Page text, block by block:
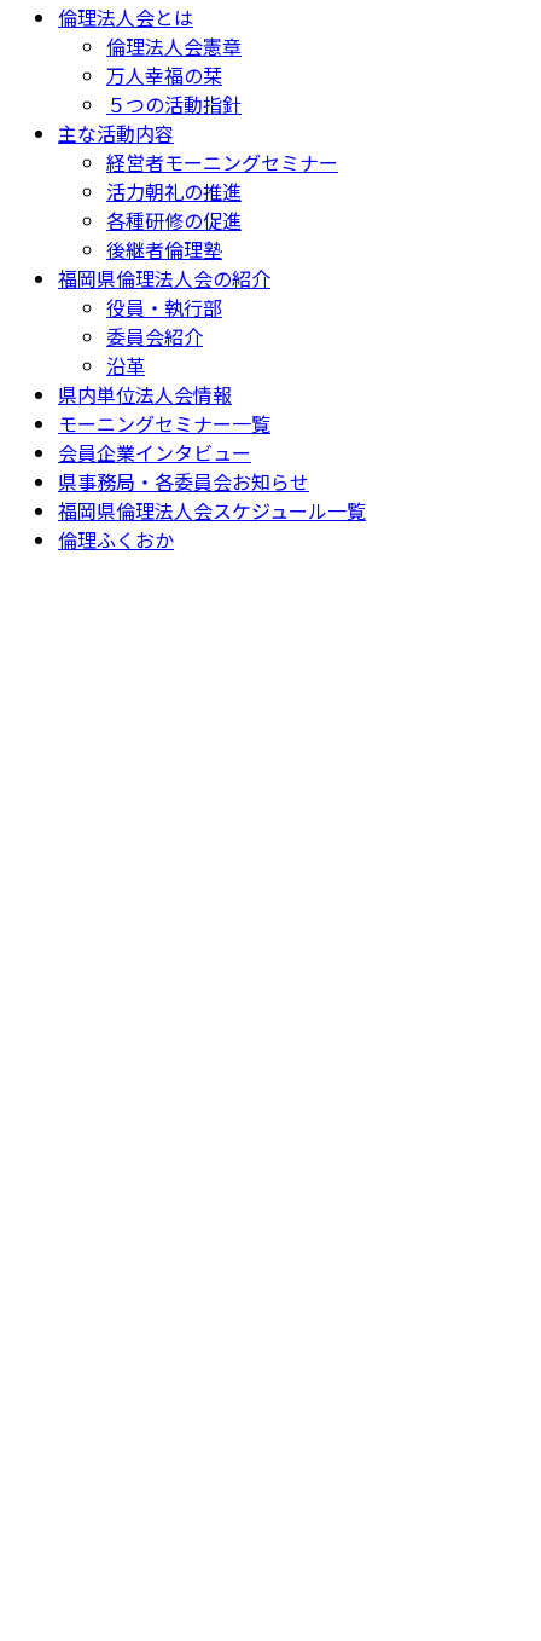
倫理法人会とは
倫理法人会憲章
万人幸福の栞
５つの活動指針
主な活動内容
経営者モーニングセミナー
活力朝礼の推進
各種研修の促進
後継者倫理塾
福岡県倫理法人会の紹介
役員・執行部
委員会紹介
沿革
県内単位法人会情報
モーニングセミナー一覧
会員企業インタビュー
県事務局・各委員会お知らせ
福岡県倫理法人会スケジュール一覧
倫理ふくおか